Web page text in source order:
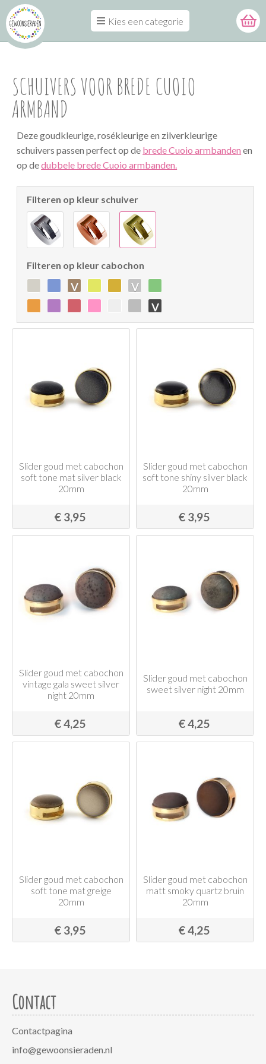
Kies een categorie
SCHUIVERS VOOR BREDE CUOIO
ARMBAND
Deze goudkleurige, rosékleurige en zilverkleurige
schuivers passen perfect op de brede Cuoio armbanden en
op dedubbele brede Cuoio armbanden.
Filteren op kleur schuiver
Filteren op kleur cabochon
v
v
v
Slider goud met cabochon
soft tone mat silver black
20mm
€ 3,95
Slider goud met cabochon
soft tone shiny silver black
20mm
€ 3,95
Slider goud met cabochon
vintage gala sweet silver
night 20mm
€ 4,25
Slider goud met cabochon
sweet silver night 20mm
€ 4,25
Slider goud met cabochon
soft tone mat greige
20mm
€ 3,95
Slider goud met cabochon
matt smoky quartz bruin
20mm
€ 4,25
Contact
Contactpagina
info@gewoonsieraden.nl